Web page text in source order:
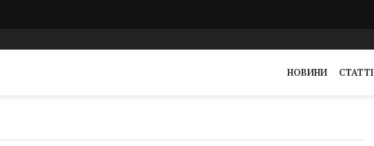
НОВИНИ СТАТТІ